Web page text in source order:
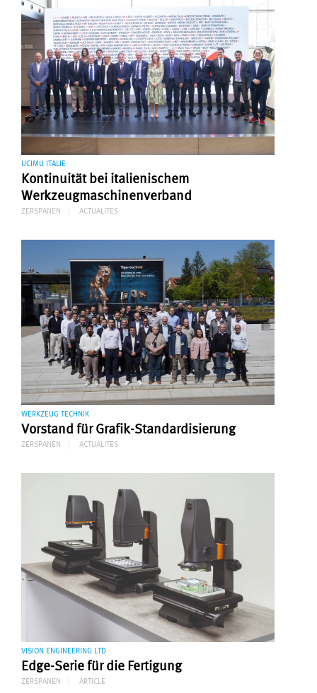
UCIMU ITALIE
Kontinuität bei italienischem
Werkzeugmaschinenverband
ZERSPANEN ACTUALITES
WERKZEUG TECHNIK
Vorstand für Grafik-Standardisierung
ZERSPANEN ACTUALITES
VISION ENGINEERING LTD
Edge-Serie für die Fertigung
ZERSPANEN ARTICLE